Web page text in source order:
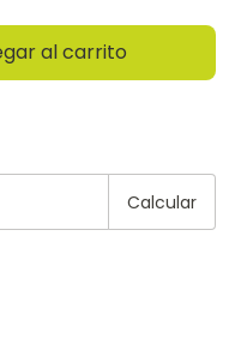
Calcular